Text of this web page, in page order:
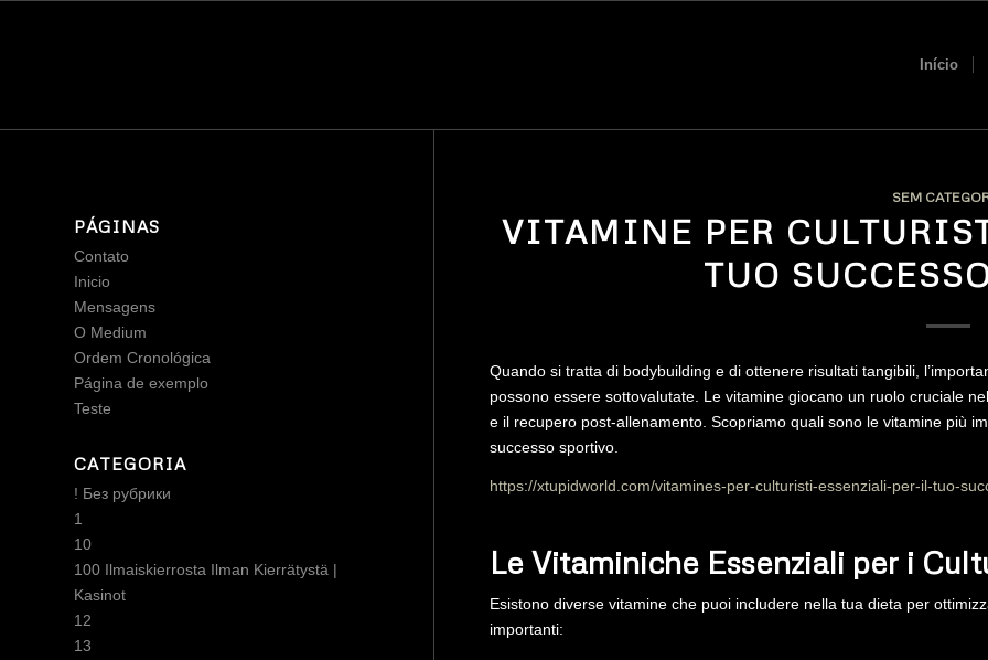
Início
SEM
VITAMINE PER
TUO
Quando si tratta di bodybuilding e di ottenere risultati tangibili,
possono essere sottovalutate. Le vitamine giocano un ruolo cruciale
e il recupero post-allenamento. Scopriamo quali sono le vitamine più
successo sportivo.
https://xtupidworld.com/vitamines-per-culturisti-essenziali-per-il-tuo-
Le Vitaminiche Essenziali per i
Esistono diverse vitamine che puoi includere nella tua dieta per
importanti:
PÁGINAS
Contato
Inicio
Mensagens
O Medium
Ordem Cronológica
Página de exemplo
Teste
CATEGORIA
! Без рубрики
1
10
100 Ilmaiskierrosta Ilman Kierrätystä |
Kasinot
12
13